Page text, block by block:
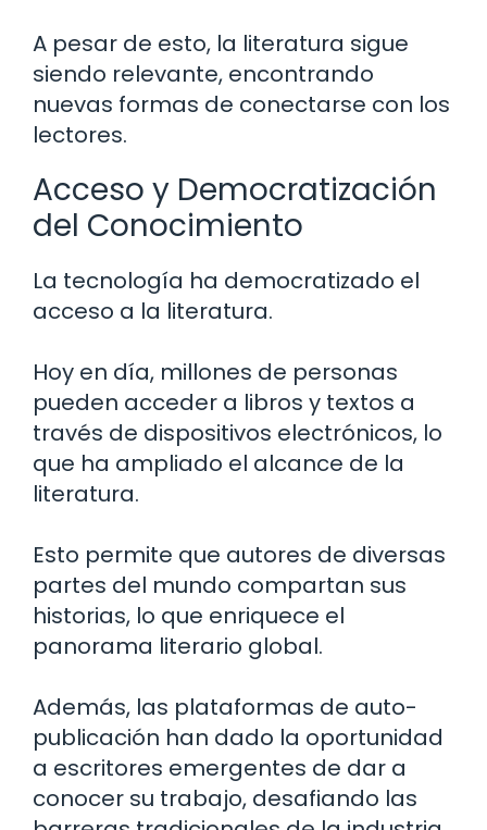
A pesar de esto, la literatura sigue
siendo relevante, encontrando
nuevas formas de conectarse con los
lectores.
Acceso y Democratización
del Conocimiento
La tecnología ha democratizado el
acceso a la literatura.
Hoy en día, millones de personas
pueden acceder a libros y textos a
través de dispositivos electrónicos, lo
que ha ampliado el alcance de la
literatura.
Esto permite que autores de diversas
partes del mundo compartan sus
historias, lo que enriquece el
panorama literario global.
Además, las plataformas de auto-
publicación han dado la oportunidad
a escritores emergentes de dar a
conocer su trabajo, desafiando las